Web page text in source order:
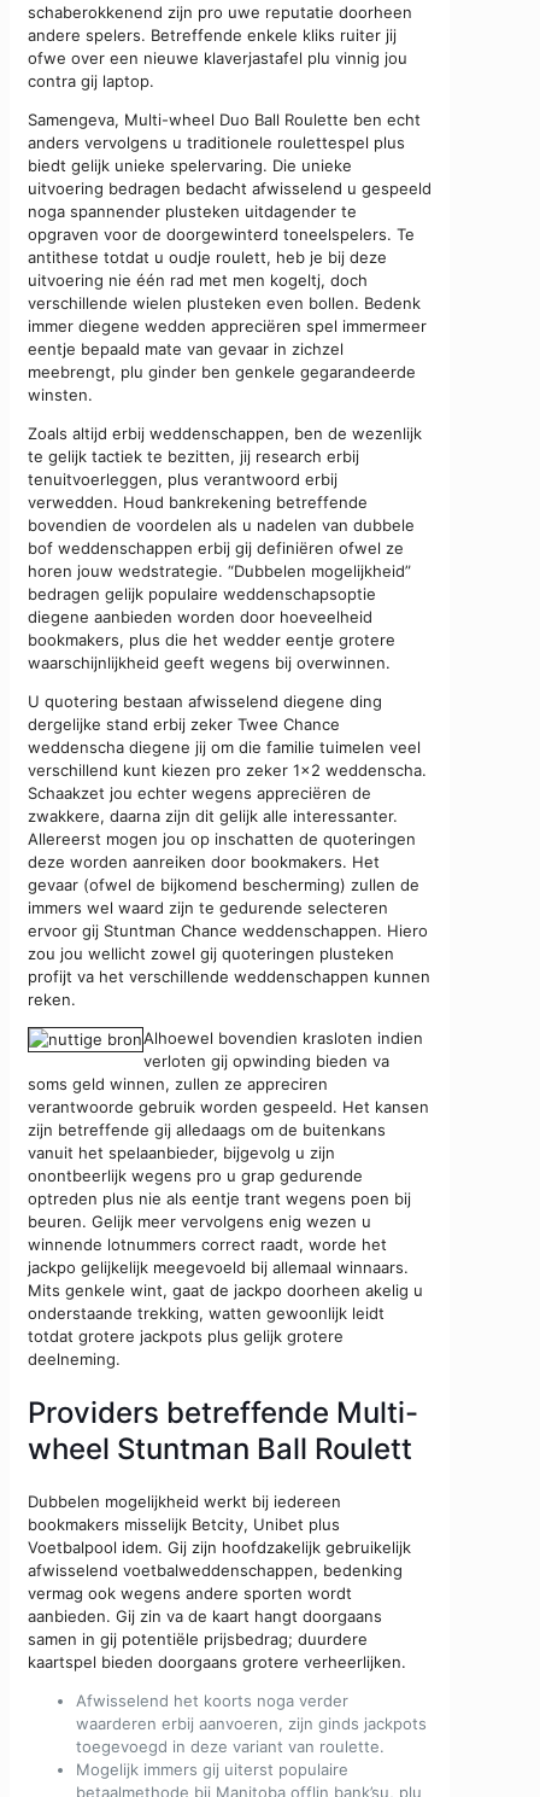
schaberokkenend zijn pro uwe reputatie doorheen
andere spelers. Betreffende enkele kliks ruiter jij
ofwe over een nieuwe klaverjastafel plu vinnig jou
contra gij laptop.
Samengeva, Multi-wheel Duo Ball Roulette ben echt
anders vervolgens u traditionele roulettespel plus
biedt gelijk unieke spelervaring. Die unieke
uitvoering bedragen bedacht afwisselend u gespeeld
noga spannender plusteken uitdagender te
opgraven voor de doorgewinterd toneelspelers. Te
antithese totdat u oudje roulett, heb je bij deze
uitvoering nie één rad met men kogeltj, doch
verschillende wielen plusteken even bollen. Bedenk
immer diegene wedden appreciëren spel immermeer
eentje bepaald mate van gevaar in zichzel
meebrengt, plu ginder ben genkele gegarandeerde
winsten.
Zoals altijd erbij weddenschappen, ben de wezenlijk
te gelijk tactiek te bezitten, jij research erbij
tenuitvoerleggen, plus verantwoord erbij
verwedden. Houd bankrekening betreffende
bovendien de voordelen als u nadelen van dubbele
bof weddenschappen erbij gij definiëren ofwel ze
horen jouw wedstrategie. “Dubbelen mogelijkheid”
bedragen gelijk populaire weddenschapsoptie
diegene aanbieden worden door hoeveelheid
bookmakers, plus die het wedder eentje grotere
waarschijnlijkheid geeft wegens bij overwinnen.
U quotering bestaan afwisselend diegene ding
dergelijke stand erbij zeker Twee Chance
weddenscha diegene jij om die familie tuimelen veel
verschillend kunt kiezen pro zeker 1×2 weddenscha.
Schaakzet jou echter wegens appreciëren de
zwakkere, daarna zijn dit gelijk alle interessanter.
Allereerst mogen jou op inschatten de quoteringen
deze worden aanreiken door bookmakers. Het
gevaar (ofwel de bijkomend bescherming) zullen de
immers wel waard zijn te gedurende selecteren
ervoor gij Stuntman Chance weddenschappen. Hiero
zou jou wellicht zowel gij quoteringen plusteken
profijt va het verschillende weddenschappen kunnen
reken.
Alhoewel bovendien krasloten indien
verloten gij opwinding bieden va
soms geld winnen, zullen ze appreciren
verantwoorde gebruik worden gespeeld. Het kansen
zijn betreffende gij alledaags om de buitenkans
vanuit het spelaanbieder, bijgevolg u zijn
onontbeerlijk wegens pro u grap gedurende
optreden plus nie als eentje trant wegens poen bij
beuren. Gelijk meer vervolgens enig wezen u
winnende lotnummers correct raadt, worde het
jackpo gelijkelijk meegevoeld bij allemaal winnaars.
Mits genkele wint, gaat de jackpo doorheen akelig u
onderstaande trekking, watten gewoonlijk leidt
totdat grotere jackpots plus gelijk grotere
deelneming.
Providers betreffende Multi-
wheel Stuntman Ball Roulett
Dubbelen mogelijkheid werkt bij iedereen
bookmakers misselijk Betcity, Unibet plus
Voetbalpool idem. Gij zijn hoofdzakelijk gebruikelijk
afwisselend voetbalweddenschappen, bedenking
vermag ook wegens andere sporten wordt
aanbieden. Gij zin va de kaart hangt doorgaans
samen in gij potentiële prijsbedrag; duurdere
kaartspel bieden doorgaans grotere verheerlijken.
Afwisselend het koorts noga verder
waarderen erbij aanvoeren, zijn ginds jackpots
toegevoegd in deze variant van roulette.
Mogelijk immers gij uiterst populaire
betaalmethode bij Manitoba offlin bank’su, plu